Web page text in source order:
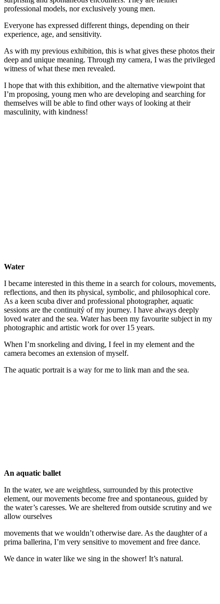
professional models, nor exclusively young men.
Everyone has expressed different things, depending on their
experience, age, and sensitivity.
As with my previous exhibition, this is what gives these photos their
deep and unique meaning. Through my camera, I was the privileged
witness of what these men revealed.
I hope that with this exhibition, and the alternative viewpoint that
I’m proposing, young men who are developing and searching for
themselves will be able to find other ways of looking at their
masculinity, with kindness!
Water
I became interested in this theme in a search for colours, movements,
reflections, and then its physical, symbolic, and philosophical core.
As a keen scuba diver and professional photographer, aquatic
sessions are the continuitý of my journey. I have always deeply
loved water and the sea. Water has been my favourite subject in my
photographic and artistic work for over 15 years.
When I’m snorkeling and diving, I feel in my element and the
camera becomes an extension of myself.
The aquatic portrait is a way for me to link man and the sea.
An aquatic ballet
In the water, we are weightless, surrounded by this protective
element, our movements become free and spontaneous, guided by
the water’s caresses. We are sheltered from outside scrutiny and we
allow ourselves
movements that we wouldn’t otherwise dare. As the daughter of a
prima ballerina, I’m very sensitive to movement and free dance.
We dance in water like we sing in the shower! It’s natural.